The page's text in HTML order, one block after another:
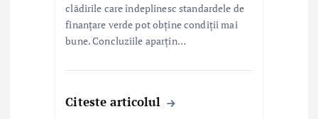
clădirile care îndeplinesc standardele de
finanțare verde pot obține condiții mai
bune. Concluziile aparțin…
Citeste articolul